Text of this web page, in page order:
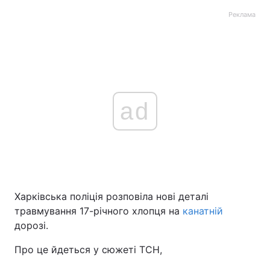
Реклама
ad
Харківська поліція розповіла нові деталі
травмування 17-річного хлопця на канатній
дорозі.
Про це йдеться у сюжеті ТСН,